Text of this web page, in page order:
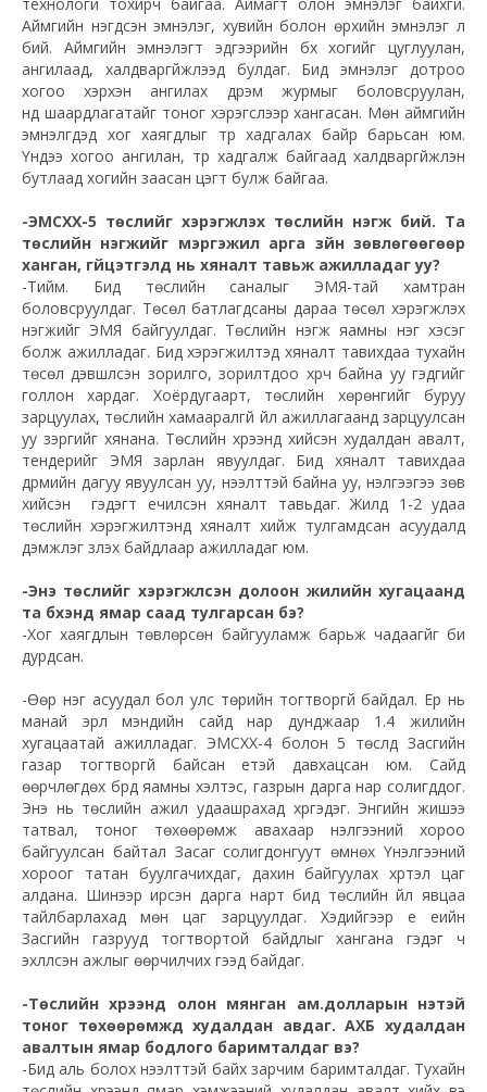
Аймгийн нэгдсэн эмнэлэг, хувийн болон өрхийн эмнэлэг л
бий. Аймгийн эмнэлэгт эдгээрийн бүх хогийг цуглуулан,
ангилаад, халдваргүйжүүлээд булдаг. Бид эмнэлэг дотроо
хогоо хэрхэн ангилах дүрэм журмыг боловсруулан,
үүнд шаардлагатайг тоног хэрэгслээр хангасан. Мөн аймгийн
эмнэлгүүдэд хог хаягдлыг түр хадгалах байр барьсан юм.
Үүндээ хогоо ангилан, түр хадгалж байгаад халдваргүйжүүлэн
бутлаад хогийн заасан цэгт булж байгаа.
-ЭМСХХ-5 төслийг хэрэгжүүлэх төслийн нэгж бий. Та
төслийн нэгжийг мэргэжил арга зүйн зөвлөгөөгөөр
ханган, гүйцэтгэлд нь хяналт тавьж ажилладаг уу?
-Тийм. Бид төслийн саналыг ЭМЯ-тай хамтран
боловсруулдаг. Төсөл батлагдсаны дараа төсөл хэрэгжүүлэх
нэгжийг ЭМЯ байгуулдаг. Төслийн нэгж яамны нэг хэсэг
болж ажилладаг. Бид хэрэгжилтэд хяналт тавихдаа тухайн
төсөл дэвшүүлсэн зорилго, зорилтдоо хүрч байна уу гэдгийг
голлон хардаг. Хоёрдугаарт, төслийн хөрөнгийг буруу
зарцуулах, төслийн хамааралгүй үйл ажиллагаанд зарцуулсан
уу зэргийг хянана. Төслийн хүрээнд хийсэн худалдан авалт,
тендерийг ЭМЯ зарлан явуулдаг. Бид хяналт тавихдаа
дүрмийн дагуу явуулсан уу, нээлттэй байна уу, үнэлгээгээ зөв
хийсэн үү гэдэгт үечилсэн хяналт тавьдаг. Жилд 1-2 удаа
төслийн хэрэгжилтэнд хяналт хийж тулгамдсан асуудалд
дэмжлэг үзүүлэх байдлаар ажилладаг юм.
-Энэ төслийг хэрэгжүүлсэн долоон жилийн хугацаанд
та бүхэнд ямар саад тулгарсан бэ?
-Хог хаягдлын төвлөрсөн байгууламж барьж чадаагүйг би
дурдсан.
-Өөр нэг асуудал бол улс төрийн тогтворгүй байдал. Ер нь
манай эрүүл мэндийн сайд нар дунджаар 1.4 жилийн
хугацаатай ажилладаг. ЭМСХХ-4 болон 5 төслүүд Засгийн
газар тогтворгүй байсан үетэй давхацсан юм. Сайд
өөрчлөгдөх бүрд яамны хэлтэс, газрын дарга нар солигддог.
Энэ нь төслийн ажил удаашрахад хүргэдэг. Энгийн жишээ
татвал, тоног төхөөрөмж авахаар үнэлгээний хороо
байгуулсан байтал Засаг солигдонгуут өмнөх Үнэлгээний
хороог татан буулгачихдаг, дахин байгуулах хүртэл цаг
алдана. Шинээр ирсэн дарга нарт бид төслийн үйл явцаа
тайлбарлахад мөн цаг зарцуулдаг. Хэдийгээр үе үеийн
Засгийн газрууд тогтвортой байдлыг хангана гэдэг ч
эхлүүлсэн ажлыг өөрчилчих гээд байдаг.
-Төслийн хүрээнд олон мянган ам.долларын үнэтэй
тоног төхөөрөмжүүд худалдан авдаг. АХБ худалдан
авалтын ямар бодлого баримталдаг вэ?
-Бид аль болох нээлттэй байх зарчим баримталдаг. Тухайн